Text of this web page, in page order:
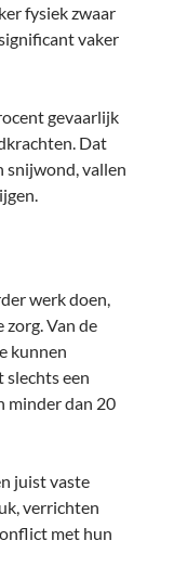
fysiek zwaar
vaker
gevaarlijk
Dat
snijwond, vallen
werk doen,
Van de
kunnen
slechts een
minder dan 20
juist vaste
verrichten
met hun